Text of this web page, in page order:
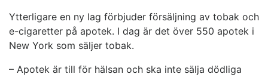
Ytterligare en ny lag förbjuder försäljning av tobak och
e-cigaretter på apotek. I dag är det över 550 apotek i
New York som säljer tobak.
– Apotek är till för hälsan och ska inte sälja dödliga